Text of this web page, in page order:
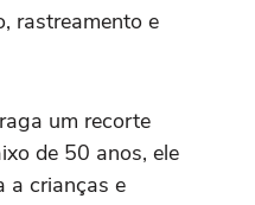
rastreamento e
um recorte
de 50 anos, ele
a crianças e